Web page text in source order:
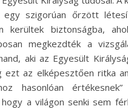
egy szigorúan őrzött
kerültek biztonságba,
megkezdték a
aki az Egyesült
ezt az elképesztően ritka
hasonlóan
a világon senki sem